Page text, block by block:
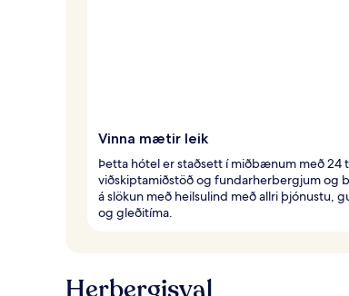
Vinna mætir leik
Þetta hótel er staðsett í miðbænum með 24
viðskiptamiðstöð og fundarherbergjum og
á slökun með heilsulind með allri þjónustu,
og gleðitíma.